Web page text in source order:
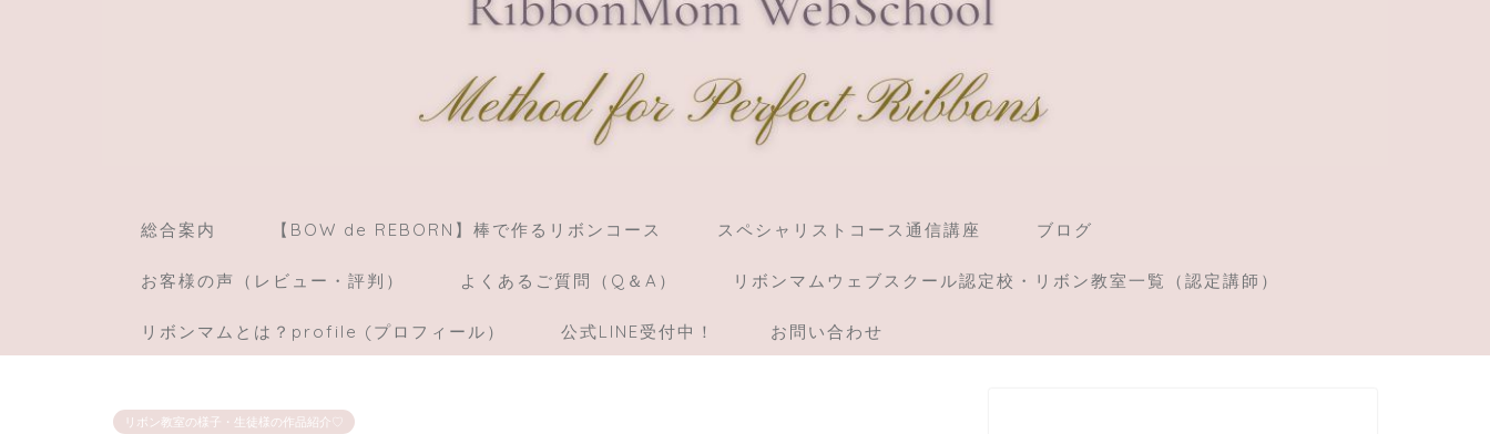
総合案内 【BOW de REBORN】棒で作るリボンコース スペシャリストコース通信講座 ブログ
お客様の声（レビュー・評判） よくあるご質問（Q＆A） リボンマムウェブスクール認定校・リボン教室一覧（認定講師）
リボンマムとは？profile (プロフィール） 公式LINE受付中！ お問い合わせ
リボン教室の様子・生徒様の作品紹介♡